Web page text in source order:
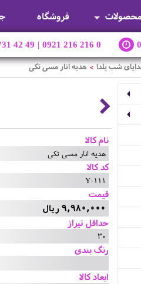
محصولات فروشگاه
42 49 | 0921 216 216 0
شب یلدا > هدیه انار مسی تکی
نام کالا
هدیه انار مسی تکی
کد کالا
Y-111
قیمت
9,980,000 ریال
حداقل تیراژ
30
رنگ بندی
ابعاد کالا